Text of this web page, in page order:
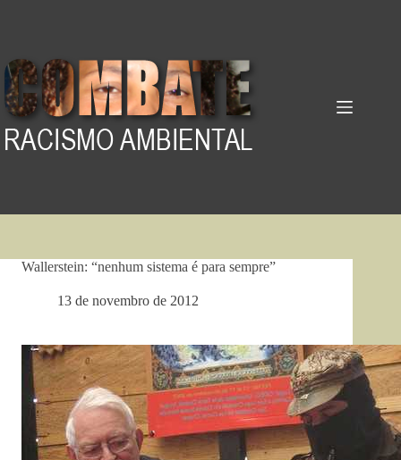
Wallerstein: “nenhum sistema é para sempre”
13 de novembro de 2012